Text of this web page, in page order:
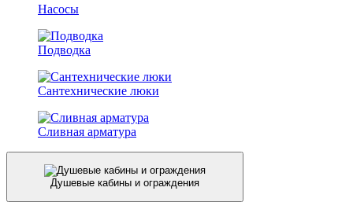
Насосы
Подводка
Сантехнические люки
Сливная арматура
Душевые кабины и ограждения